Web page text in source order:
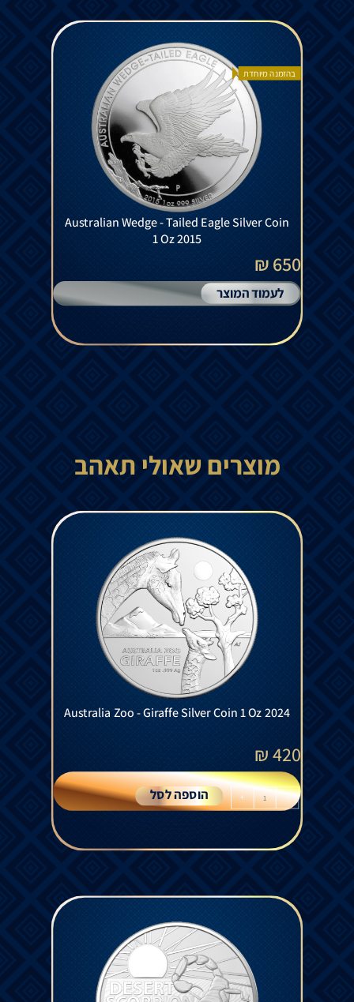
בהזמנה מיוחדת
Australian Wedge - Tailed Eagle Silver Coin
1 Oz 2015
650 ₪
לעמוד המוצר
מוצרים שאולי תאהב
Australia Zoo - Giraffe Silver Coin 1 Oz 2024
420
₪
-
+ הוספה לסל